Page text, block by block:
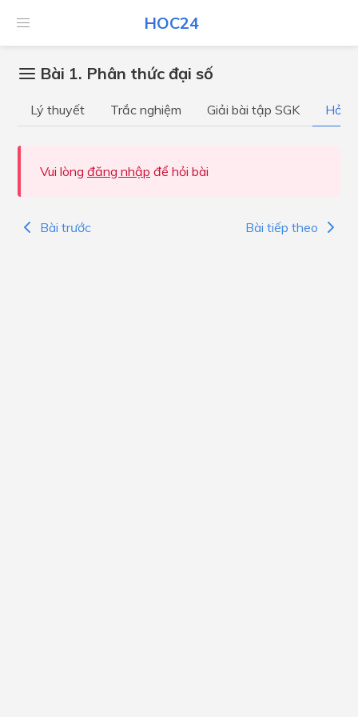
HOC24
Bài 1. Phân thức đại số
Lý thuyết Trắc nghiệm Giải bài tập SGK Hỏi
Vui lòng đăng nhập để hỏi bài
Bài trước Bài tiếp theo